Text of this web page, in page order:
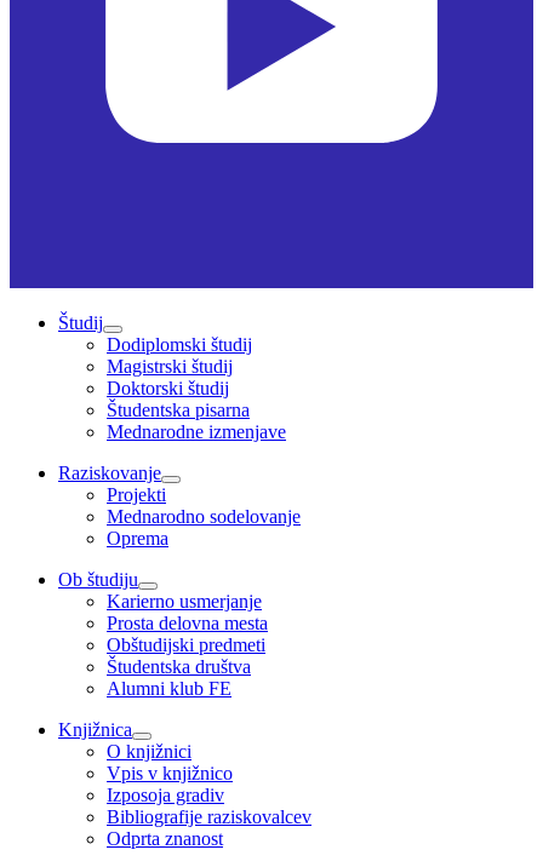
Študij
Dodiplomski študij
Magistrski študij
Doktorski študij
Študentska pisarna
Mednarodne izmenjave
Raziskovanje
Projekti
Mednarodno sodelovanje
Oprema
Ob študiju
Karierno usmerjanje
Prosta delovna mesta
Obštudijski predmeti
Študentska društva
Alumni klub FE
Knjižnica
O knjižnici
Vpis v knjižnico
Izposoja gradiv
Bibliografije raziskovalcev
Odprta znanost